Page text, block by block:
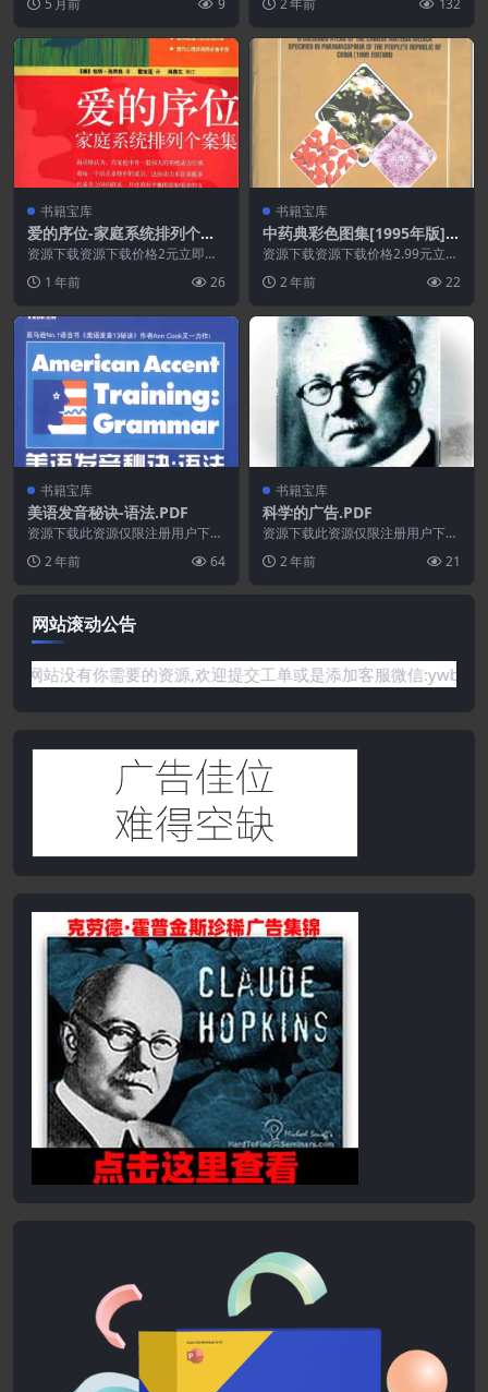
别提醒:本网站不...
5 月前 9
识自己的书。它告诉我...
2 年前 132
书籍宝库
爱的序位-家庭系统排列个案
集.PDF
资源下载资源下载价格2元立即购
买 或 ...
1 年前 26
书籍宝库
中药典彩色图集[1995年版].P
DF
资源下载资源下载价格2.99元立即
购买 或 &n...
2 年前 22
书籍宝库
美语发音秘诀-语法.PDF
资源下载此资源仅限注册用户下
保证所有资源永久更新资...
2 年前 64
书籍宝库
科学的广告.PDF
资源下载此资源仅限注册用户下
保证所有资源永久更新资...
2 年前 21
网站滚动公告
你需要的资源,欢迎提交工单或是添加客服微信:ywb386获取帮